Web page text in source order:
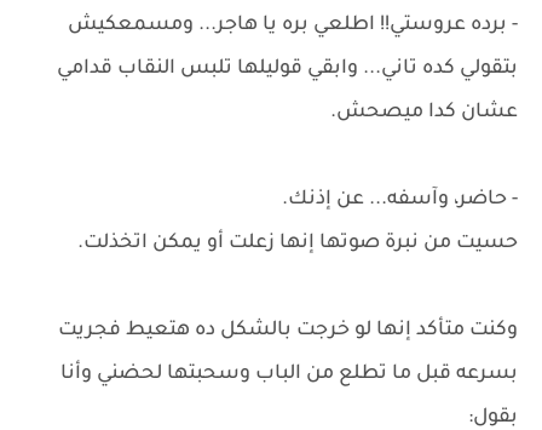
- برده عروستي!! اطلعي بره يا هاجر... ومسمعكيش
بتقولي كده تاني... وابقي قوليلها تلبس النقاب قدامي
عشان كدا ميصحش.
- حاضر، وآسفه... عن إذنك.
حسيت من نبرة صوتها إنها زعلت أو يمكن اتخذلت.
وكنت متأكد إنها لو خرجت بالشكل ده هتعيط فجريت
بسرعه قبل ما تطلع من الباب وسحبتها لحضني وأنا
بقول: